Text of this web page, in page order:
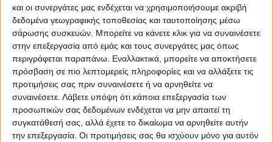
και οι συνεργάτες μας ενδέχεται να χρησιμοποιήσουμε ακριβή
δεδομένα γεωγραφικής τοποθεσίας και ταυτοποίησης μέσω
σάρωσης συσκευών. Μπορείτε να κάνετε κλικ για να συναινέσετε
στην επεξεργασία από εμάς και τους συνεργάτες μας όπως
περιγράφεται παραπάνω. Εναλλακτικά, μπορείτε να αποκτήσετε
πρόσβαση σε πιο λεπτομερείς πληροφορίες και να αλλάξετε τις
προτιμήσεις σας πριν συναινέσετε ή να αρνηθείτε να
συναινέσετε. Λάβετε υπόψη ότι κάποια επεξεργασία των
προσωπικών σας δεδομένων ενδέχεται να μην απαιτεί τη
συγκατάθεσή σας, αλλά έχετε το δικαίωμα να αρνηθείτε αυτήν
την επεξεργασία. Οι προτιμήσεις σας θα ισχύουν μόνο για αυτόν
Στην πρόθεση ψήφου, η ΝΔ λαμβάνει το
41,3% ανεβάζοντας τα ποσοστά της σε
σχέση με την κάλπη του Μαΐου, τη στιγμή
που ο ΣΥΡΙΖΑ πέφτει κάτω από το όριο του
20% και ανιχνεύεται στο 19,6%.
Σταθερά στο 11,5% το ΠΑΣΟΚ, ελαφρώς
μειωμένο το ποσοστό του ΚΚΕ με 6,5% ενώ